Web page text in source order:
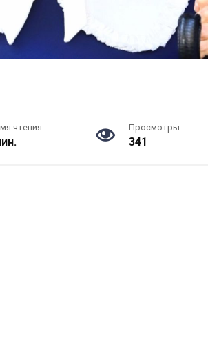
чтения Просмотры
341